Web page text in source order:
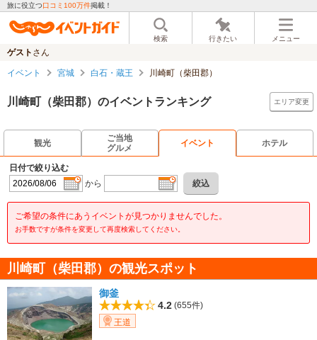
旅に役立つ口コミ100万件掲載！
検索 行きたい メニュー
ゲスト さん
イベント 宮城 白石・蔵王 川崎町（柴田郡）
川崎町（柴田郡）のイベントランキング エリア変更
観光
ご当地
グルメ
イベント ホテル
日付で絞り込む
から
絞込
ご希望の条件にあうイベントが見つかりませんでした。
お手数ですが条件を変更して再度検索してください。
川崎町（柴田郡）の観光スポット
御釜
4.2 (655件)
王道